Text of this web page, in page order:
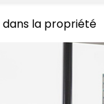
la propriété